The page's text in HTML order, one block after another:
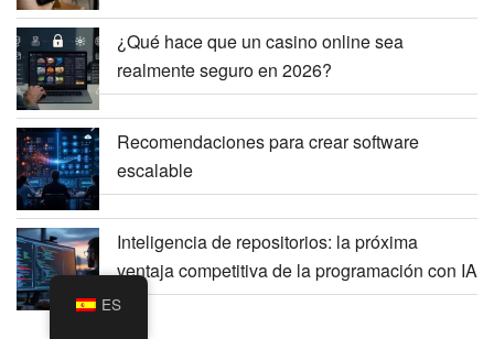
¿Qué hace que un casino online sea
realmente seguro en 2026?
Recomendaciones para crear software
escalable
Inteligencia de repositorios: la próxima
ventaja competitiva de la programación con IA
ES